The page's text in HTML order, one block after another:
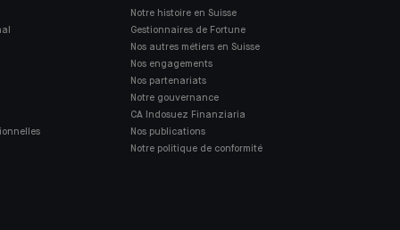
Notre histoire en Suisse
Gestionnaires de Fortune
Nos autres métiers en Suisse
Nos engagements
Nos partenariats
Notre gouvernance
CA Indosuez Finanziaria
Nos publications
Notre politique de conformité